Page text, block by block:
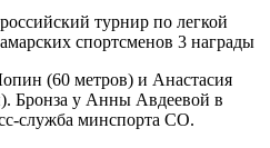
турнир по легкой
спортсменов 3 награды
(60 метров) и Анастасия
Бронза у Анны Авдеевой в
служба минспорта СО.